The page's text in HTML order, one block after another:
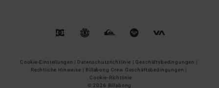
Cookie-Einstellungen | Datenschutzrichtlinie | Geschäftsbedingungen |
Rechtliche Hinweise | Billabong Crew Geschäftsbedingungen |
Cookie-Richtlinie
© 2026 Billabong